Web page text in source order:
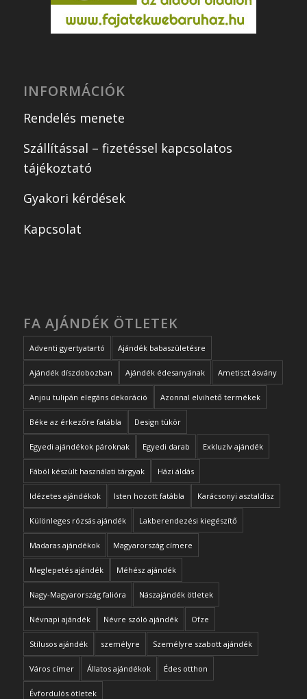
INFORMÁCIÓK
Rendelés menete
Szállítással – fizetéssel kapcsolatos
tájékoztató
Gyakori kérdések
Kapcsolat
FA AJÁNDÉK ÖTLETEK
Adventi gyertyatartó Ajándék babaszületésre
Ajándék díszdobozban Ajándék édesanyának Ametiszt ásvány
Anjou tulipán elegáns dekoráció Azonnal elvihető termékek
Béke az érkezőre fatábla Design tükör
Egyedi ajándékok pároknak Egyedi darab Exkluzív ajándék
Fából készült használati tárgyak Házi áldás
Idézetes ajándékok Isten hozott fatábla Karácsonyi asztaldísz
Különleges rózsás ajándék Lakberendezési kiegészítő
Madaras ajándékok Magyarország címere
Meglepetés ajándék Méhész ajándék
Nagy-Magyarország falióra Nászajándék ötletek
Névnapi ajándék Névre szóló ajándék Ofze
Stílusos ajándék személyre Személyre szabott ajándék
Város címer Állatos ajándékok Édes otthon
Évfordulós ötletek